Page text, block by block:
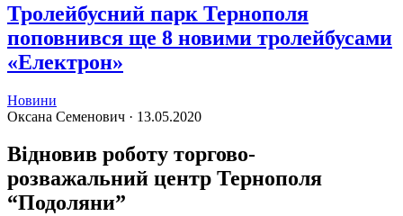
Тролейбусний парк Тернополя
поповнився ще 8 новими тролейбусами
«Електрон»
Новини
Оксана Семенович · 13.05.2020
Відновив роботу торгово-
розважальний центр Тернополя
“Подоляни”